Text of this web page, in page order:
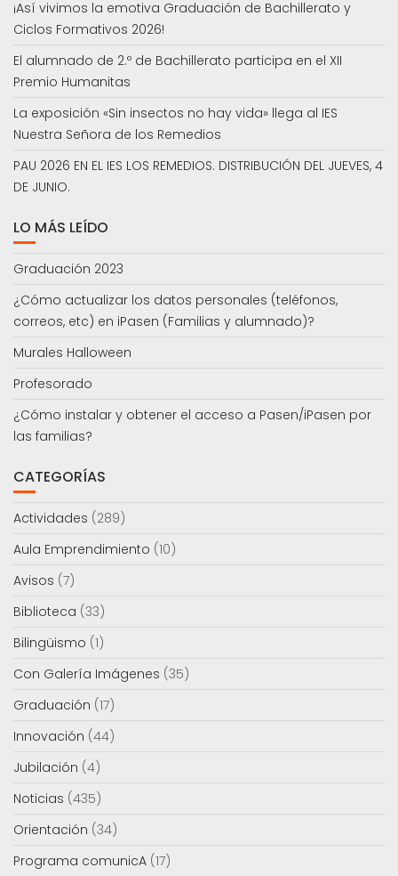
¡Así vivimos la emotiva Graduación de Bachillerato y
Ciclos Formativos 2026!
El alumnado de 2.º de Bachillerato participa en el XII
Premio Humanitas
La exposición «Sin insectos no hay vida» llega al IES
Nuestra Señora de los Remedios
PAU 2026 EN EL IES LOS REMEDIOS. DISTRIBUCIÓN DEL JUEVES, 4
DE JUNIO.
LO MÁS LEÍDO
Graduación 2023
¿Cómo actualizar los datos personales (teléfonos,
correos, etc) en iPasen (Familias y alumnado)?
Murales Halloween
Profesorado
¿Cómo instalar y obtener el acceso a Pasen/iPasen por
las familias?
CATEGORÍAS
Actividades (289)
Aula Emprendimiento (10)
Avisos (7)
Biblioteca (33)
Bilingüismo (1)
Con Galería Imágenes (35)
Graduación (17)
Innovación (44)
Jubilación (4)
Noticias (435)
Orientación (34)
Programa comunicA (17)